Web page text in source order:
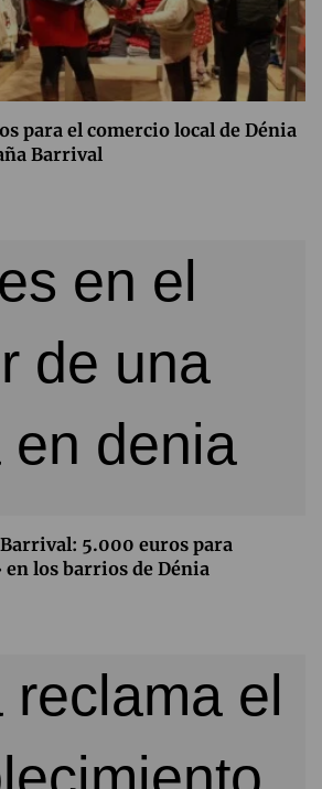
para el comercio local de Dénia
Barrival
5.000 euros para
los barrios de Dénia